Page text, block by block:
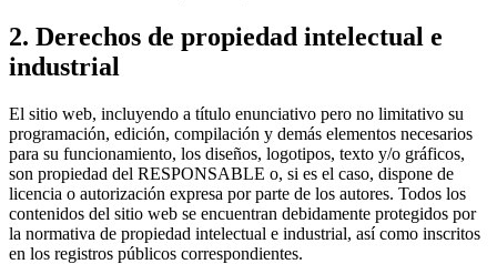
2. Derechos de propiedad intelectual e
industrial
El sitio web, incluyendo a título enunciativo pero no limitativo su
programación, edición, compilación y demás elementos necesarios
para su funcionamiento, los diseños, logotipos, texto y/o gráficos,
son propiedad del RESPONSABLE o, si es el caso, dispone de
licencia o autorización expresa por parte de los autores. Todos los
contenidos del sitio web se encuentran debidamente protegidos por
la normativa de propiedad intelectual e industrial, así como inscritos
en los registros públicos correspondientes.